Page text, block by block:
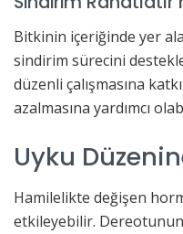
Bitkinin içeriğinde yer
sindirim sürecini
düzenli çalışmasına
azalmasına yardımcı
Uyku
Hamilelikte değişen
etkileyebilir. Dereotunun